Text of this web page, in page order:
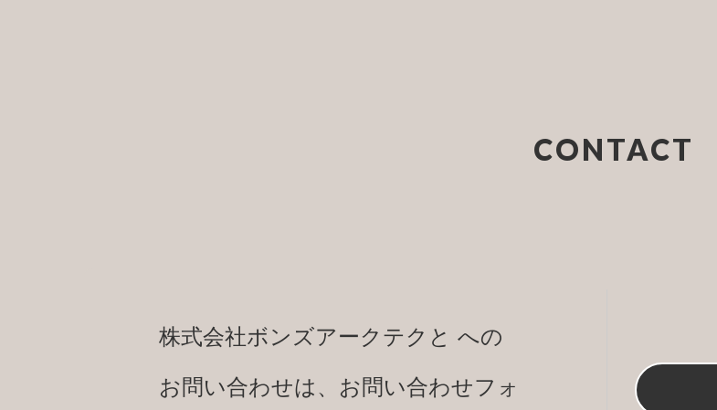
CONTACT
株式会社ボンズアークテクと への
お問い合わせは、お問い合わせフォ